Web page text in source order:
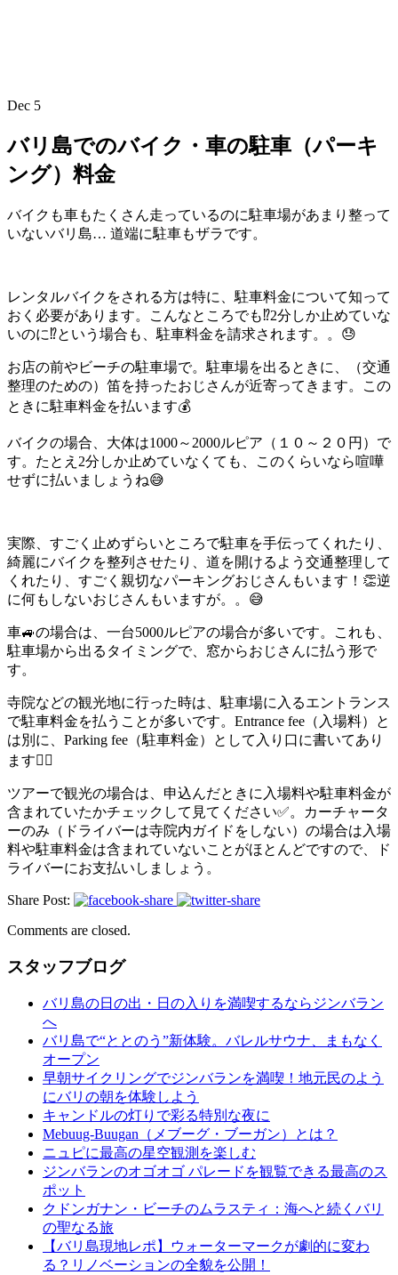
Dec 5
バリ島でのバイク・車の駐車（パーキ
ング）料金
バイクも車もたくさん走っているのに駐車場があまり整って
いないバリ島… 道端に駐車もザラです。
レンタルバイクをされる方は特に、駐車料金について知って
おく必要があります。こんなところでも⁉️2分しか止めていな
いのに⁉️という場合も、駐車料金を請求されます。。😓
お店の前やビーチの駐車場で。駐車場を出るときに、（交通
整理のための）笛を持ったおじさんが近寄ってきます。この
ときに駐車料金を払います💰
バイクの場合、大体は1000～2000ルピア（１０～２０円）で
す。たとえ2分しか止めていなくても、このくらいなら喧嘩
せずに払いましょうね😅
実際、すごく止めずらいところで駐車を手伝ってくれたり、
綺麗にバイクを整列させたり、道を開けるよう交通整理して
くれたり、すごく親切なパーキングおじさんもいます！👏逆
に何もしないおじさんもいますが。。😅
車🚙の場合は、一台5000ルピアの場合が多いです。これも、
駐車場から出るタイミングで、窓からおじさんに払う形で
す。
寺院などの観光地に行った時は、駐車場に入るエントランス
で駐車料金を払うことが多いです。Entrance fee（入場料）と
は別に、Parking fee（駐車料金）として入り口に書いてあり
ます💁‍♀️
ツアーで観光の場合は、申込んだときに入場料や駐車料金が
含まれていたかチェックして見てください✅。カーチャータ
ーのみ（ドライバーは寺院内ガイドをしない）の場合は入場
料や駐車料金は含まれていないことがほとんどですので、ド
ライバーにお支払いしましょう。
Share Post:
Comments are closed.
スタッフブログ
バリ島の日の出・日の入りを満喫するならジンバラン
へ
バリ島で“ととのう”新体験。バレルサウナ、まもなく
オープン
早朝サイクリングでジンバランを満喫！地元民のよう
にバリの朝を体験しよう
キャンドルの灯りで彩る特別な夜に
Mebuug-Buugan（メブーグ・ブーガン）とは？
ニュピに最高の星空観測を楽しむ
ジンバランのオゴオゴ パレードを観覧できる最高のス
ポット
クドンガナン・ビーチのムラスティ：海へと続くバリ
の聖なる旅
【バリ島現地レポ】ウォーターマークが劇的に変わ
る？リノベーションの全貌を公開！